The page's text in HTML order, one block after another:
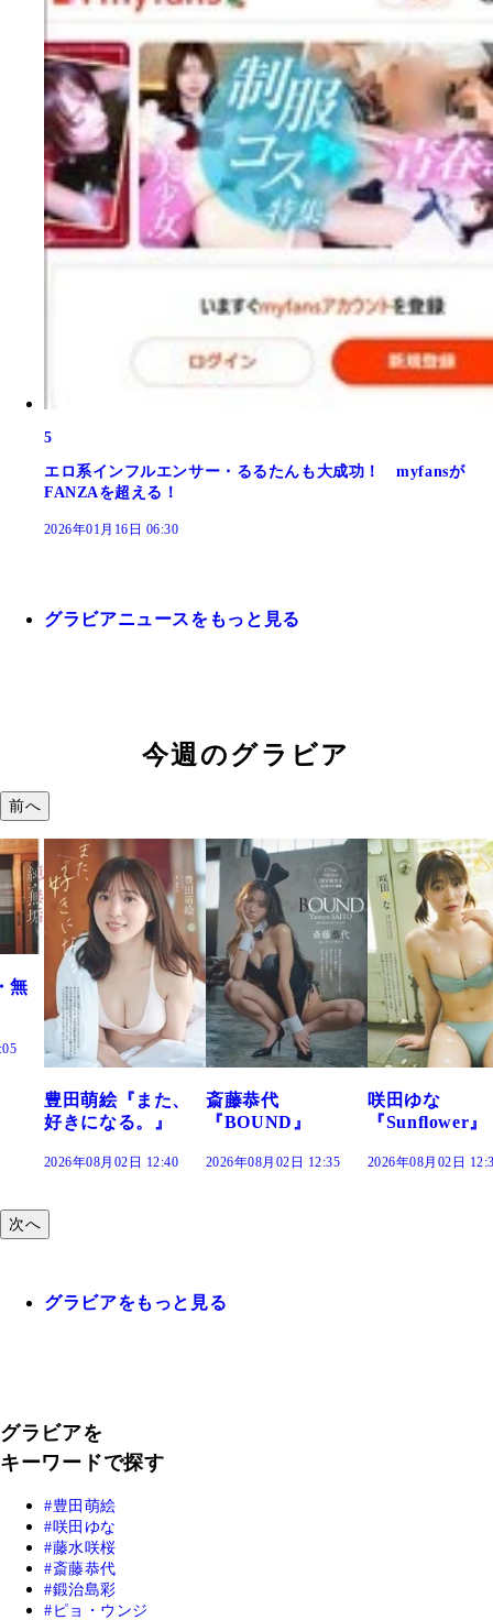
5
エロ系インフルエンサー・るるたんも大成功！ myfansが
FANZAを超える！
2026年01月16日 06:30
グラビアニュースをもっと見る
今週のグラビア
前へ
斎藤恭代
『BOUND』
2026年08月02日 12:35
咲田ゆな
『Sunflower』
2026年08月02日 12:30
藤水咲桜『花
だまり』
2026年08月02日
次へ
グラビアをもっと見る
グラビアを
キーワードで探す
豊田萌絵
咲田ゆな
藤水咲桜
斎藤恭代
鍛治島彩
ピョ・ウンジ